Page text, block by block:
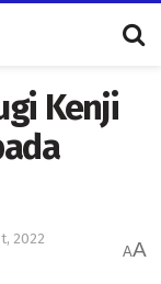
Kenji
2022
AA